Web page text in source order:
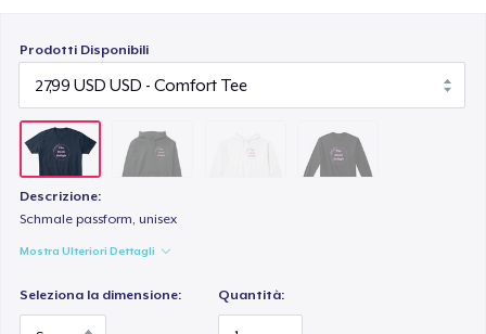
Prodotti Disponibili
Descrizione:
Schmale passform, unisex
Mostra Ulteriori Dettagli
Seleziona la dimensione: Quantità: